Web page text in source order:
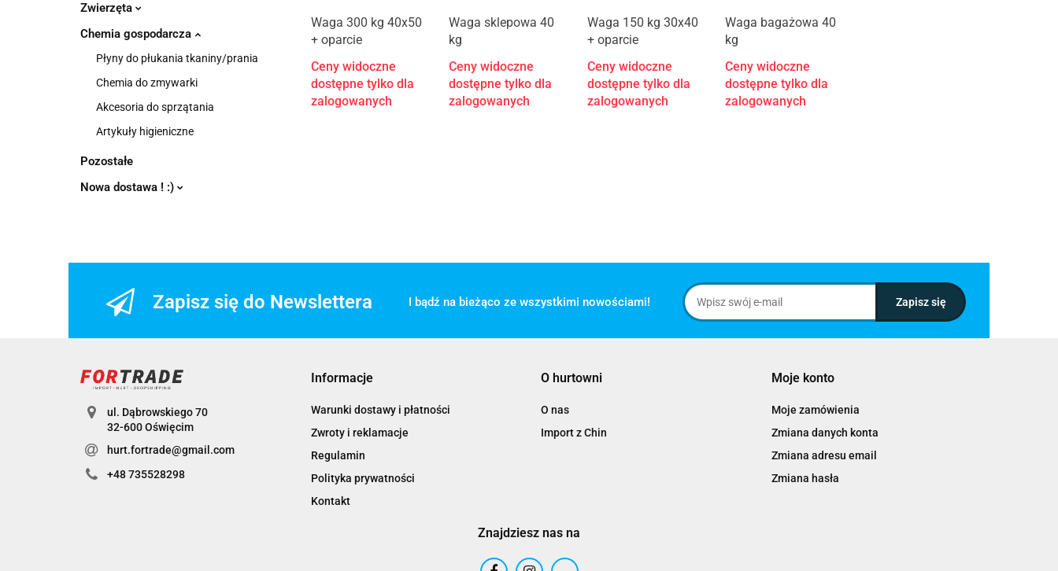
Zwierzęta
Chemia gospodarcza
Płyny do płukania tkaniny/prania
Chemia do zmywarki
Akcesoria do sprzątania
Artykuły higieniczne
Pozostałe
Nowa dostawa ! :)
Waga 300 kg 40x50
+ oparcie
Ceny widoczne
dostępne tylko dla
zalogowanych
Waga sklepowa 40
kg
Ceny widoczne
dostępne tylko dla
zalogowanych
Waga 150 kg 30x40
+ oparcie
Ceny widoczne
dostępne tylko dla
zalogowanych
Waga bagażowa 40
kg
Ceny widoczne
dostępne tylko dla
zalogowanych
Zapisz się do Newslettera I bądź na bieżąco ze wszystkimi nowościami!
ul. Dąbrowskiego 70
32-600 Oświęcim
hurt.fortrade@gmail.com
+48 735528298
Informacje
Warunki dostawy i płatności
Zwroty i reklamacje
Regulamin
Polityka prywatności
Kontakt
O hurtowni
O nas
Import z Chin
Moje konto
Moje zamówienia
Zmiana danych konta
Zmiana adresu email
Zmiana hasła
Znajdziesz nas na